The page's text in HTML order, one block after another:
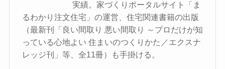
実績。家づくりポータルサイト「ま
るわかり注文住宅」の運営、住宅関連書籍の出版
（最新刊「良い間取り 悪い間取り ～プロだけが知
っている心地よい 住まいのつくりかた／エクスナ
レッジ刊」等、全11冊）も手掛ける。